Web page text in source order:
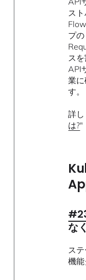
ス
プの
ス
API
業
す。
詳
は?"
な
ス
機